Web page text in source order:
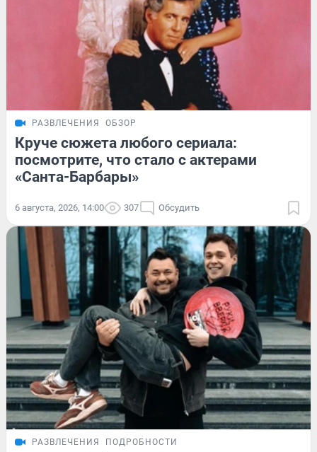
РАЗВЛЕЧЕНИЯ ОБЗОР
Круче сюжета любого сериала:
посмотрите, что стало с актерами
«Санта-Барбары»
6 августа, 2026, 14:00 307 Обсудить
РАЗВЛЕЧЕНИЯ ПОДРОБНОСТИ